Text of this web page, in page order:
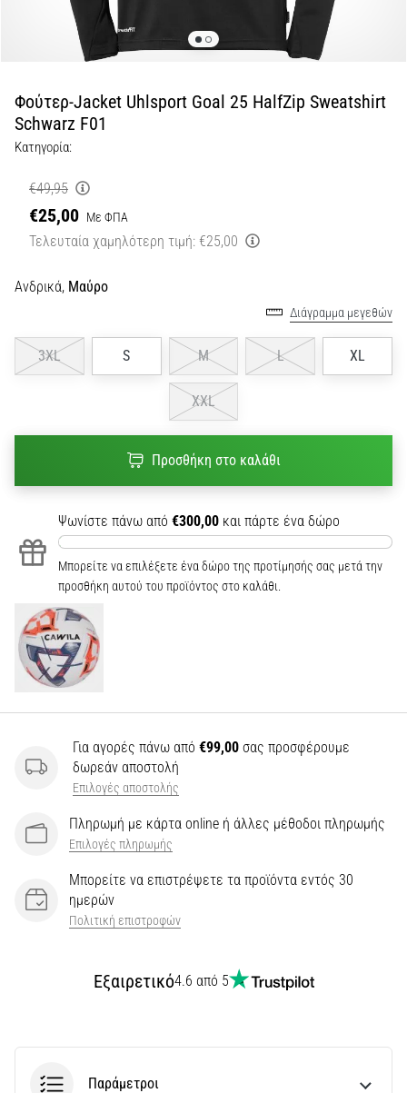
Εμφάνιση
άρθρων
Φούτερ-Jacket Uhlsport Goal 25 HalfZip Sweatshirt
Schwarz F01
Κατηγορία:
€49,95
€25,00 Με ΦΠΑ
Τελευταία χαμηλότερη τιμή: €25,00
Ανδρικά, Μαύρο
Διάγραμμα μεγεθών
3XL S M L XL
XXL
Προσθήκη στο καλάθι
Ψωνίστε πάνω από €300,00 και πάρτε ένα δώρο
Μπορείτε να επιλέξετε ένα δώρο της προτίμησής σας μετά την
προσθήκη αυτού του προϊόντος στο καλάθι.
Για αγορές πάνω από €99,00 σας προσφέρουμε
δωρεάν αποστολή
Επιλογές αποστολής
Πληρωμή με κάρτα online ή άλλες μέθοδοι πληρωμής
Επιλογές πληρωμής
Μπορείτε να επιστρέψετε τα προϊόντα εντός 30
ημερών
Πολιτική επιστροφών
Εξαιρετικό4.6 από 5
Παράμετροι